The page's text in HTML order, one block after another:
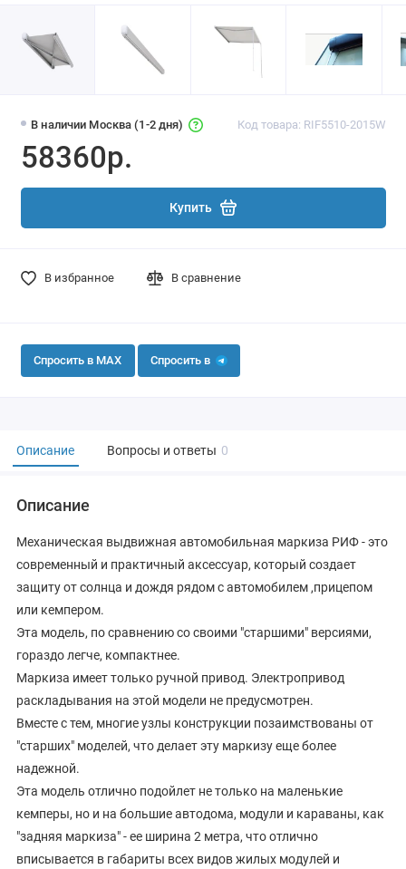
В наличии Москва (1-2 дня) Код товара: RIF5510-2015W
58360р.
Купить
В избранное В сравнение
Спросить в MAX Спросить в
Описание Вопросы и ответы 0
Описание
Механическая выдвижная автомобильная маркиза РИФ - это
современный и практичный аксессуар, который создает
защиту от солнца и дождя рядом с автомобилем ,прицепом
или кемпером.
Эта модель, по сравнению со своими "старшими" версиями,
гораздо легче, компактнее.
Маркиза имеет только ручной привод. Электропривод
раскладывания на этой модели не предусмотрен.
Вместе с тем, многие узлы конструкции позаимствованы от
"старших" моделей, что делает эту маркизу еще более
надежной.
Эта модель отлично подойлет не только на маленькие
кемперы, но и на большие автодома, модули и караваны, как
"задняя маркиза" - ее ширина 2 метра, что отлично
вписывается в габариты всех видов жилых модулей и